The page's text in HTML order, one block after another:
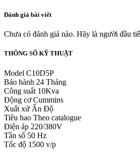
Đánh giá bài viết
Chưa có đánh giá nào. Hãy là người đầu
THÔNG SỐ KỸ THUẬT
Model C10D5P
Bảo hành 24 Tháng
Công suất 10Kva
Động cơ Cummins
Xuất xứ Ấn Độ
Tiêu hao Theo catalogue
Điện áp 220/380V
Tần số 50 Hz
Tốc độ 1500 v/p